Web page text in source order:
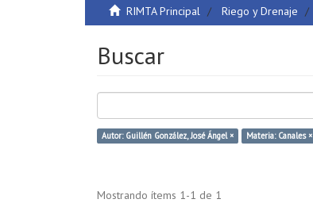
RIMTA Principal Riego y Drenaje
Buscar
Autor: Guillén González, José Ángel × Materia: Canales ×
Mostrando ítems 1-1 de 1